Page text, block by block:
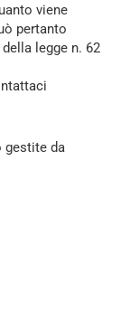
viene
pertanto
legge n. 62
gestite da